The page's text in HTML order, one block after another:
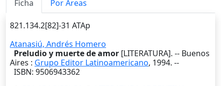
Ficha Por Áreas
821.134.2[82]-31 ATAp
Atanasiú, Andrés Homero
Preludio y muerte de amor [LITERATURA]. -- Buenos
Aires : Grupo Editor Latinoamericano, 1994. --
ISBN: 9506943362